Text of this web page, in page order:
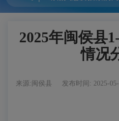
2025年闽侯县
情况
来源:闽侯县 发布时间: 2025-